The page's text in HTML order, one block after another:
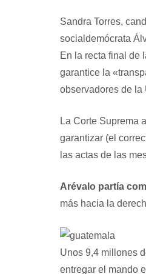
Sandra Torres,
socialdemócrata
En la recta final de
garantice la
observadores de la
La Corte Suprema
garantizar (el
las actas de las
Arévalo partía
más hacia la
Unos 9,4 millones
entregar el mando